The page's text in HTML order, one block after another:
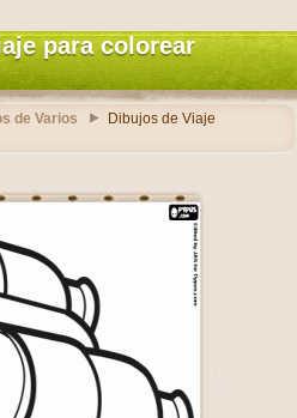
para colorear
de Varios Dibujos de Viaje